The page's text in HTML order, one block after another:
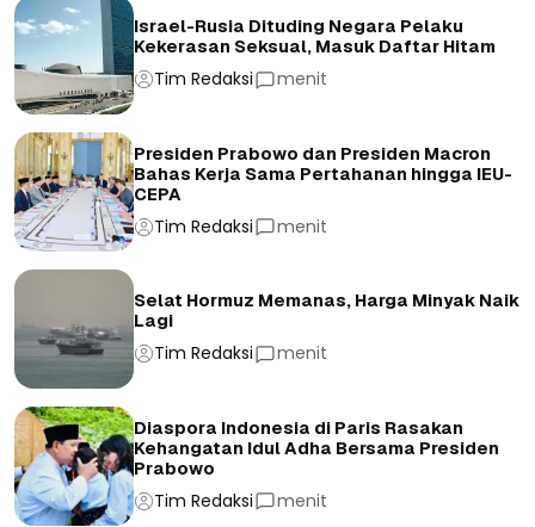
Israel-Rusia Dituding Negara Pelaku
Kekerasan Seksual, Masuk Daftar Hitam
Tim Redaksi menit
Presiden Prabowo dan Presiden Macron
Bahas Kerja Sama Pertahanan hingga IEU-
CEPA
Tim Redaksi menit
Selat Hormuz Memanas, Harga Minyak Naik
Lagi
Tim Redaksi menit
Diaspora Indonesia di Paris Rasakan
Kehangatan Idul Adha Bersama Presiden
Prabowo
Tim Redaksi menit